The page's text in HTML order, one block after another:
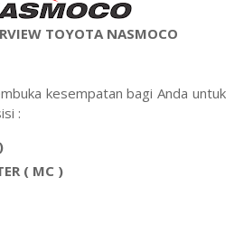
TOYOTA NASMOCO
kesempatan bagi Anda untuk
:
( MC )